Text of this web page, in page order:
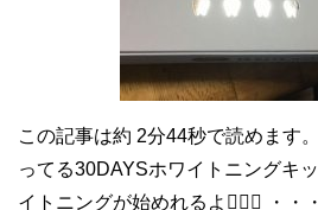
この記事は約 2分44秒で読めます
ってる30DAYSホワイトニングキ
イトニングが始めれるよ☝🏻💕 ・・・